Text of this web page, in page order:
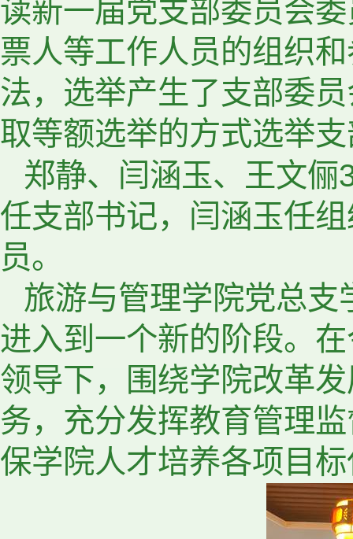
读新一届党支部委员会
票人等工作人员的组织
法，选举产生了支部委
取等额选举的方式选举
郑静、闫涵玉、王文俪
任支部书记，闫涵玉任
员。
旅游与管理学院党总
进入到一个新的阶段。
领导下，围绕学院改革
务，充分发挥教育管理
保学院人才培养各项目